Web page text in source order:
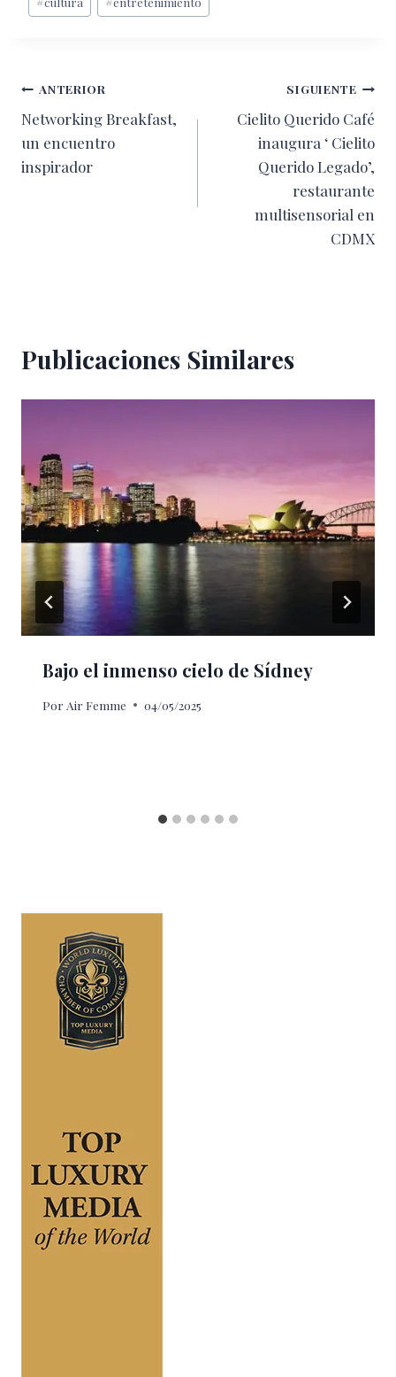
de
Navegación
de
entradas
ANTERIOR
Networking Breakfast,
un encuentro
inspirador
SIGUIENTE
Cielito Querido Café
inaugura ‘ Cielito
Querido Legado’,
restaurante
multisensorial en
CDMX
Publicaciones Similares
Bajo el inmenso cielo de Sídney
Por Air Femme 04/05/2025